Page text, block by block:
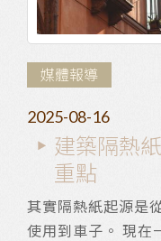
媒體報導
2025-08-16
建築隔熱
重點
其實隔熱紙起源是
使用到車子。 現在